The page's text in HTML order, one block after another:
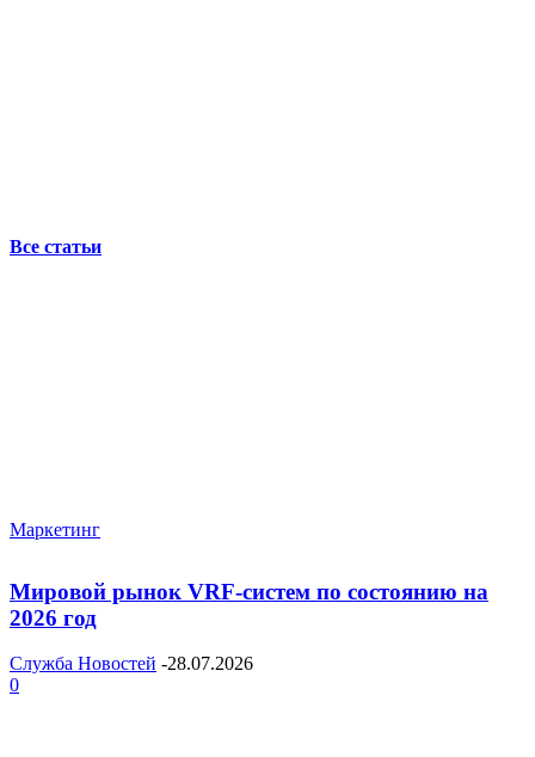
Все статьи
Маркетинг
Мировой рынок VRF-систем по состоянию на
2026 год
Служба Новостей -28.07.2026
0